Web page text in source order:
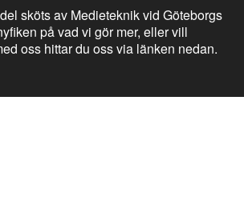
sköts av Medieteknik vid Göteborgs
på vad vi gör mer, eller vill
oss hittar du oss via länken nedan.